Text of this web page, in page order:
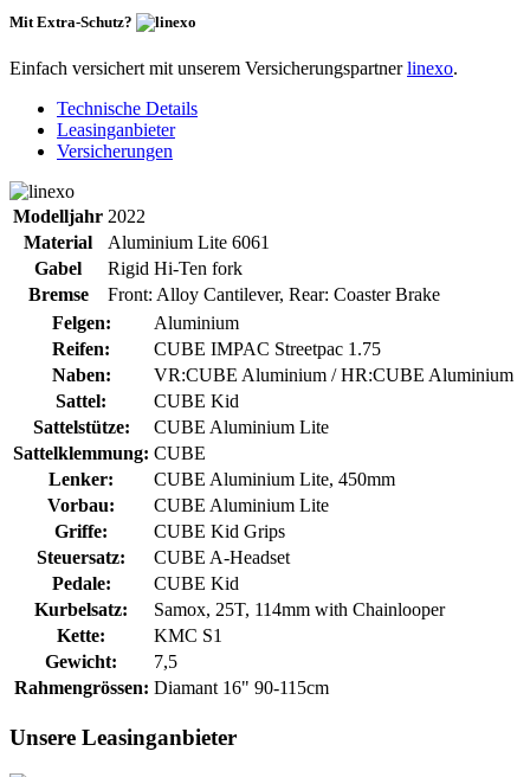
Mit Extra-Schutz?
Einfach versichert mit unserem Versicherungspartnerlinexo.
Technische Details
Leasinganbieter
Versicherungen
Modelljahr 2022
Material
Aluminium Lite 6061
Gabel
Rigid Hi-Ten fork
Bremse
Front: Alloy Cantilever, Rear: Coaster Brake
Felgen:
Aluminium
Reifen:
CUBE IMPAC Streetpac 1.75
Naben:
VR:CUBE Aluminium / HR:CUBE Aluminium
Sattel:
CUBE Kid
Sattelstütze:
CUBE Aluminium Lite
Sattelklemmung: CUBE
Lenker:
CUBE Aluminium Lite, 450mm
Vorbau:
CUBE Aluminium Lite
Griffe:
CUBE Kid Grips
Steuersatz:
CUBE A-Headset
Pedale:
CUBE Kid
Kurbelsatz:
Samox, 25T, 114mm with Chainlooper
Kette:
KMC S1
Gewicht:
7,5
Rahmengrössen: Diamant 16" 90-115cm
Unsere Leasinganbieter